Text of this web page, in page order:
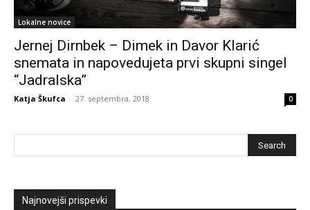
Lokalne novice
Jernej Dirnbek – Dimek in Davor Klarić
snemata in napovedujeta prvi skupni singel
“Jadralska”
Katja Škufca - 27. septembra, 2018 0
Najnovejši prispevki